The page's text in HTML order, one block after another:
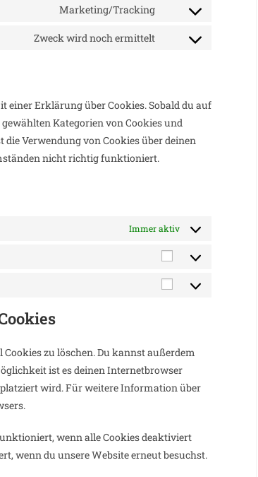
wordfence
google-
Marketing/Tracking
Consent
Zweck wird noch ermittelt
Consent
sonstiges
einer Erklärung über Cookies. Sobald du auf
Kategorien von Cookies und
Verwendung von Cookies über deinen
nicht richtig funktioniert.
Immer aktiv
Statistiken
Marketing
zu löschen. Du kannst außerdem
ist es deinen Internetbrowser
wird. Für weitere Information über
wenn alle Cookies deaktiviert
wenn du unsere Website erneut besuchst.